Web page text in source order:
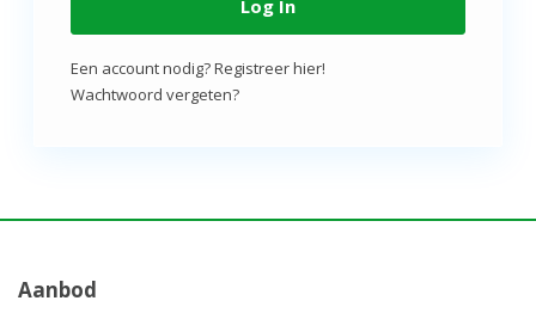
Log In
Een account nodig? Registreer hier!
Wachtwoord vergeten?
Aanbod